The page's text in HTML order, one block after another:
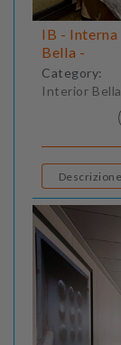
IB - Interna
Bella -
Category:
Interior Bella